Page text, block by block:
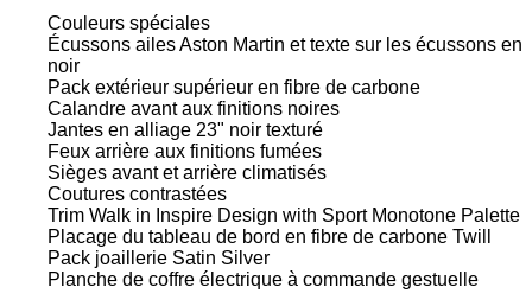
Couleurs spéciales
Écussons ailes Aston Martin et texte sur les écussons en
noir
Pack extérieur supérieur en fibre de carbone
Calandre avant aux finitions noires
Jantes en alliage 23" noir texturé
Feux arrière aux finitions fumées
Sièges avant et arrière climatisés
Coutures contrastées
Trim Walk in Inspire Design with Sport Monotone Palette
Placage du tableau de bord en fibre de carbone Twill
Pack joaillerie Satin Silver
Planche de coffre électrique à commande gestuelle